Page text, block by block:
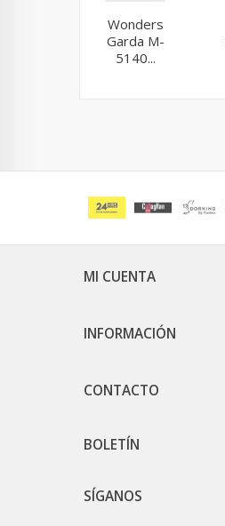
Wonders
Garda M-
5140...
MI CUENTA
INFORMACIÓN
CONTACTO
BOLETÍN
SÍGANOS